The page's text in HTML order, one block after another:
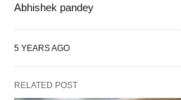
Abhishek pandey
5 YEARS AGO
RELATED POST